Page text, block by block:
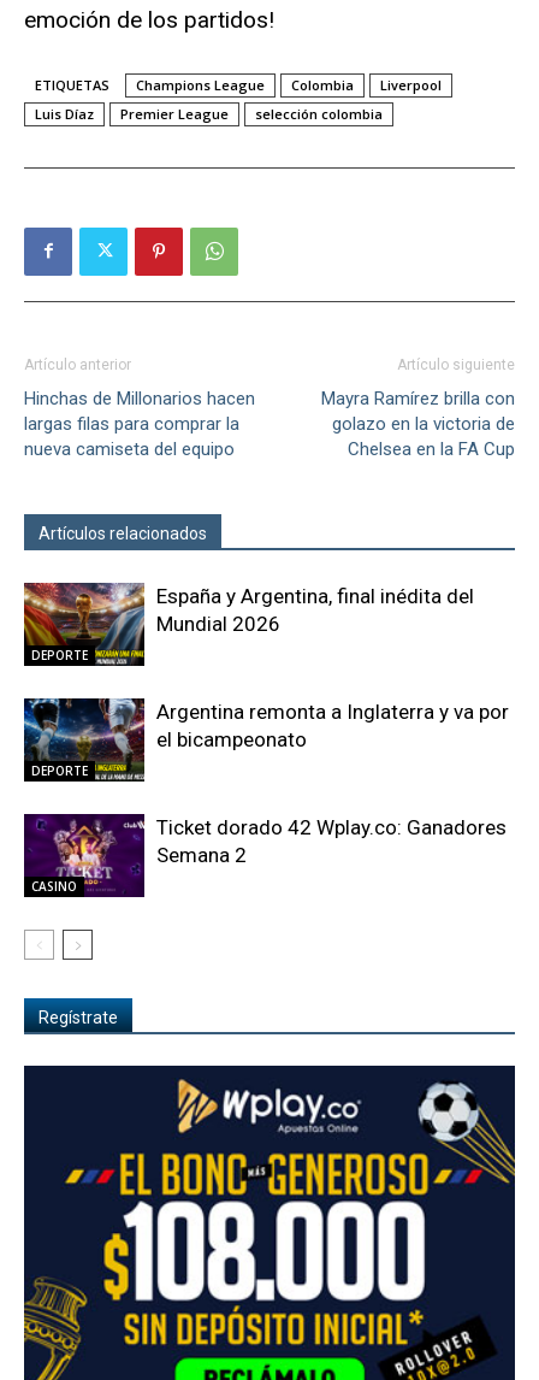
emoción de los partidos!
ETIQUETAS Champions League Colombia
Liverpool
Luis Díaz
Premier League selección colombia
Artículo anterior
Hinchas de Millonarios hacen
largas filas para comprar la
nueva camiseta del equipo
Artículo siguiente
Mayra Ramírez brilla con
golazo en la victoria de
Chelsea en la FA Cup
Artículos relacionados
DEPORTE
España y Argentina, final inédita del
Mundial 2026
DEPORTE
Argentina remonta a Inglaterra y va por
el bicampeonato
CASINO
Ticket dorado 42 Wplay.co: Ganadores
Semana 2
Regístrate